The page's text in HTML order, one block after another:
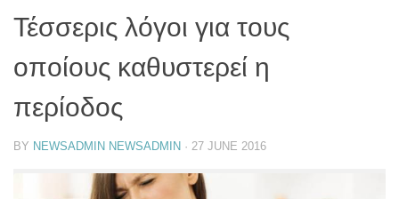
Τέσσερις λόγοι για τους
οποίους καθυστερεί η
περίοδος
BY NEWSADMIN NEWSADMIN · 27 JUNE 2016